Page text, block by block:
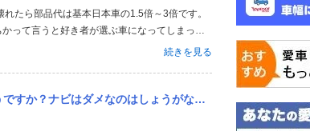
って言うと好き者が選ぶ車になってしまって
ょう。ボディの剛性がマジで感じれるなら立
続きを見る
のはしょうがないとして、電装系とかですね！